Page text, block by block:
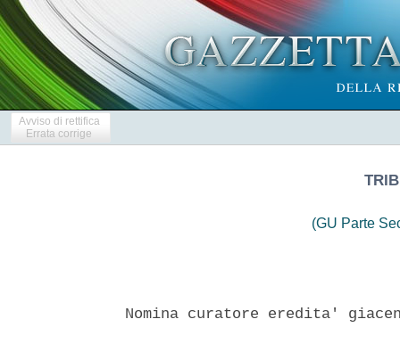
Avviso di rettifica
Errata corrige
(GU Parte
Nomina curatore eredita'